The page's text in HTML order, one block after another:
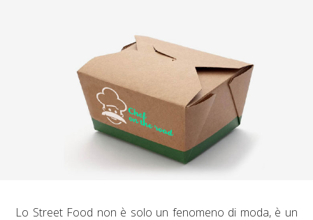
Lo Street Food non è solo un fenomeno di moda, è un